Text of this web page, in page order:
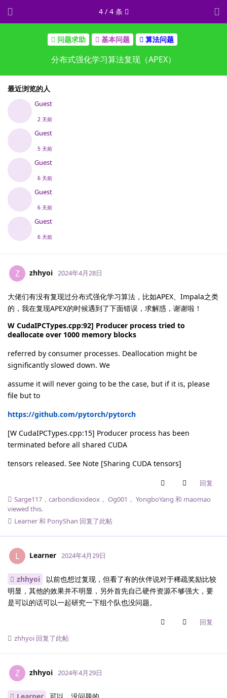
问题求助 基本问题 算法问题
分布式强化学习算法复现（APEX）
最近浏览的人
Guest
2 天前
Guest
5 天前
Guest
6 天前
Guest
6 天前
Guest
6 天前
4/ 4条
Z zhhyoi 2024年4月28日
大佬们有没有复现过分布式强化学习算法，比如APEX、Impala之类
的，我在复现APEX的时候遇到了下面错误，求解惑，谢谢啦！
W CudaIPCTypes.cpp:92] Producer process tried to
deallocate over 1000 memory blocks
referred by consumer processes. Deallocation might be
significantly slowed down. We
assume it will never going to be the case, but if it is, please
file but to
https://github.com/pytorch/pytorch
[W CudaIPCTypes.cpp:15] Producer process has been
terminated before all shared CUDA
tensors released. See Note [Sharing CUDA tensors]
回复
Sarge117 ， carbondioxideox ， Og001 ， YongboYang 和 maomao
viewed this.
Learner和 PonyShan 回复了此帖
L Learner 2024年4月29日
zhhyoi
以前也想过复现，但看了有的伙伴说对于稀疏奖励比较
明显，其他的效果并不明显，另外首先自己硬件资源不够强大，要
是可以的话可以一起研究一下组个队也没问题。
回复
zhhyoi 回复了此帖
Z zhhyoi 2024年4月29日